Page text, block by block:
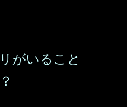
がいること